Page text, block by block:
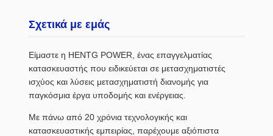
Σχετικά με εμάς
Είμαστε η HENTG POWER, ένας επαγγελματίας
κατασκευαστής που ειδικεύεται σε μετασχηματιστές
ισχύος και λύσεις μετασχηματιστή διανομής για
παγκόσμια έργα υποδομής και ενέργειας.
Με πάνω από 20 χρόνια τεχνολογικής και
κατασκευαστικής εμπειρίας, παρέχουμε αξιόπιστα